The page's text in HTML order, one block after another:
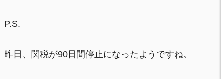
P.S.
昨日、関税が90日間停止になったようですね。